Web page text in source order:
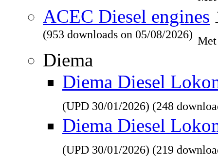
ACEC Diesel engines
(953 downloads on 05/08/2026)
Diema
Diema Diesel
(UPD 30/01/2026) (248
Diema Diesel
(UPD 30/01/2026) (219